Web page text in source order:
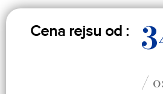
Cena rejsu od :
/